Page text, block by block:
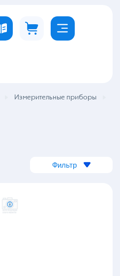
Измерительные приборы
Фильтр